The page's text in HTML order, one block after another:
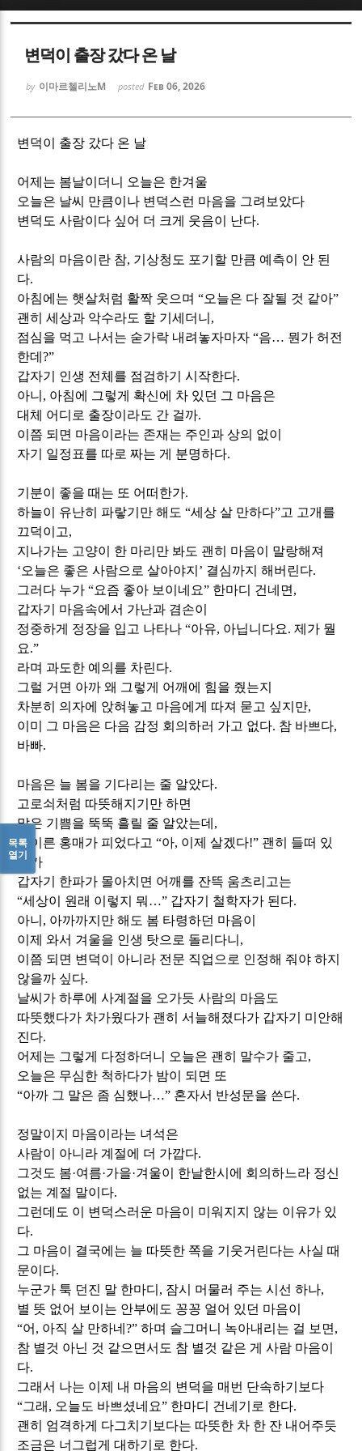
변덕이 출장 갔다 온 날
by 이마르첼리노M posted Feb 06, 2026
변덕이 출장 갔다 온 날
어제는 봄날이더니 오늘은 한겨울
오늘은 날씨 만큼이나 변덕스런 마음을 그려보았다
변덕도 사람이다 싶어 더 크게 웃음이 난다.
사람의 마음이란 참, 기상청도 포기할 만큼 예측이 안 된
다.
아침에는 햇살처럼 활짝 웃으며“오늘은 다 잘될 것 같아”
괜히 세상과 악수라도 할 기세더니 ,
점심을 먹고 나서는 숟가락 내려놓자마자“음… 뭔가 허전
한데?”
갑자기 인생 전체를 점검하기 시작한다.
아니 , 아침에 그렇게 확신에 차 있던 그 마음은
대체 어디로 출장이라도 간 걸까.
이쯤 되면 마음이라는 존재는 주인과 상의 없이
자기 일정표를 따로 짜는 게 분명하다.
기분이 좋을 때는 또 어떠한가.
하늘이 유난히 파랗기만 해도“세상 살 만하다”고 고개를
끄덕이고,
지나가는 고양이 한 마리만 봐도 괜히 마음이 말랑해져
‘오늘은 좋은 사람으로 살아야지 ’ 결심까지 해버린다.
그러다 누가“요즘 좋아 보이네요” 한마디 건네면 ,
갑자기 마음속에서 가난과 겸손이
정중하게 정장을 입고 나타나“아유, 아닙니다요.제가 뭘
요.”
라며 과도한 예의를 차린다.
그럴 거면 아까 왜 그렇게 어깨에 힘을 줬는지
차분히 의자에 앉혀놓고 마음에게 따져 묻고 싶지만,
이미 그 마음은 다음 감정 회의하러 가고 없다. 참 바쁘다,
바빠.
마음은 늘 봄을 기다리는 줄 알았다.
고로쇠처럼 따뜻해지기만 하면
맑은 기쁨을 뚝뚝 흘릴 줄 알았는데 ,
때이른 홍매가 피었다고“아, 이제 살겠다!” 괜히 들떠 있
다가
갑자기 한파가 몰아치면 어깨를 잔뜩 움츠리고는
“세상이 원래 이렇지 뭐 …” 갑자기 철학자가 된다.
아니 , 아까까지만 해도 봄 타령하던 마음이
이제 와서 겨울을 인생 탓으로 돌리다니 ,
이쯤 되면 변덕이 아니라 전문 직업으로 인정해 줘야 하지
않을까 싶다.
날씨가 하루에 사계절을 오가듯 사람의 마음도
따뜻했다가 차가웠다가 괜히 서늘해졌다가 갑자기 미안해
진다.
어제는 그렇게 다정하더니 오늘은 괜히 말수가 줄고,
오늘은 무심한 척하다가 밤이 되면 또
“아까 그 말은 좀 심했나…” 혼자서 반성문을 쓴다.
정말이지 마음이라는 녀석은
사람이 아니라 계절에 더 가깝다.
그것도 봄·여름·가을·겨울이 한날한시에 회의하느라 정신
없는 계절 말이다.
그런데도 이 변덕스러운 마음이 미워지지 않는 이유가 있
다.
그 마음이 결국에는 늘 따뜻한 쪽을 기웃거린다는 사실 때
문이다.
누군가 툭 던진 말 한마디 , 잠시 머물러 주는 시선 하나,
별 뜻 없어 보이는 안부에도 꽁꽁 얼어 있던 마음이
“어 , 아직 살 만하네?”하며 슬그머니 녹아내리는 걸 보면 ,
참 별것 아닌 것 같으면서도 참 별것 같은 게 사람 마음이
다.
그래서 나는 이제 내 마음의 변덕을 매번 단속하기보다
“그래 , 오늘도 바쁘셨네요” 한마디 건네기로 한다.
괜히 엄격하게 다그치기보다는 따뜻한 차 한 잔 내어주듯
조금은 너그럽게 대하기로 한다.
목록
열기
Sketchbook5, 스케치북5
Sketchbook5, 스케치북5
Sketchbook5, 스케치북5
Sketchbook5, 스케치북5